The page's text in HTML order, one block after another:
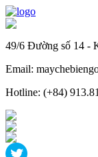
49/6 Đường số 14 -
Email:
Hotline: (+84)